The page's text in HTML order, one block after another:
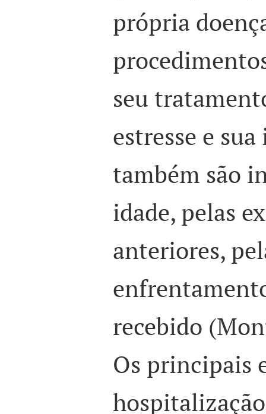
própria
seu
estresse e
também são
idade, pelas
anteriores,
recebido
Os principais